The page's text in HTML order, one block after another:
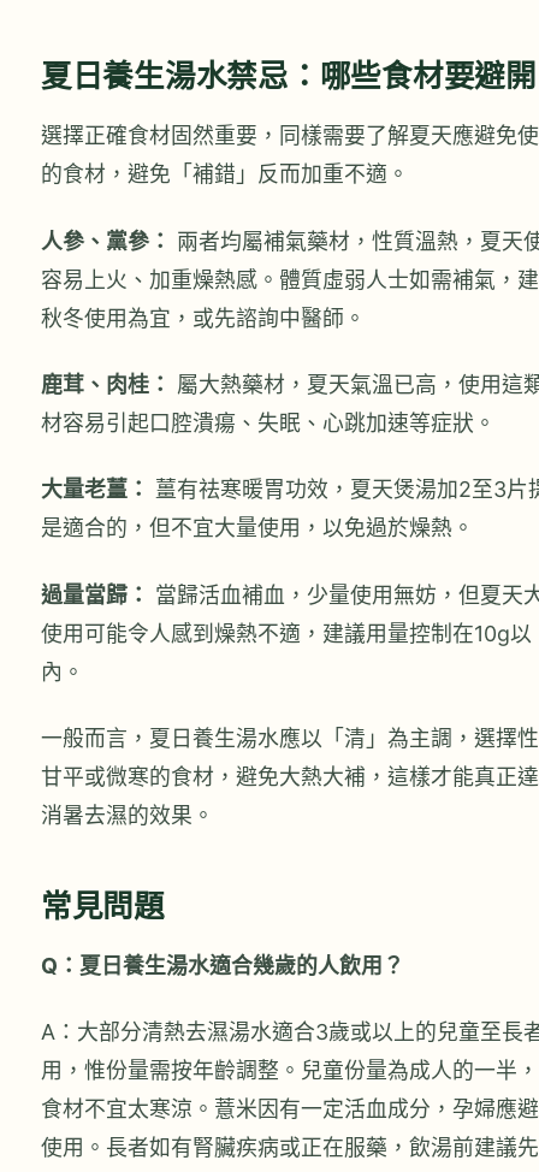
夏日養生湯水禁忌：哪些食材要避
選擇正確食材固然重要，同樣需要了解夏天應避免
的食材，避免「補錯」反而加重不適。
人參、黨參：
兩者均屬補氣藥材，性質溫熱，夏天
容易上火、加重燥熱感。體質虛弱人士如需補氣，
秋冬使用為宜，或先諮詢中醫師。
鹿茸、肉桂：
屬大熱藥材，夏天氣溫已高，使用這
材容易引起口腔潰瘍、失眠、心跳加速等症狀。
大量老薑：
薑有祛寒暖胃功效，夏天煲湯加2至3片
是適合的，但不宜大量使用，以免過於燥熱。
過量當歸：
當歸活血補血，少量使用無妨，但夏天
使用可能令人感到燥熱不適，建議用量控制在10g以
內。
一般而言，夏日養生湯水應以「清」為主調，選擇
甘平或微寒的食材，避免大熱大補，這樣才能真正
消暑去濕的效果。
常見問題
Q：夏日養生湯水適合幾歲的人飲用？
A：大部分清熱去濕湯水適合3歲或以上的兒童至長
用，惟份量需按年齡調整。兒童份量為成人的一半
食材不宜太寒涼。薏米因有一定活血成分，孕婦應
使用。長者如有腎臟疾病或正在服藥，飲湯前建議